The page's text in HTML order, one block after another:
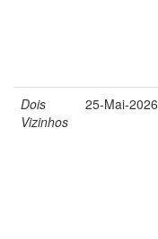
Dois
Vizinhos
25-Mai-2026